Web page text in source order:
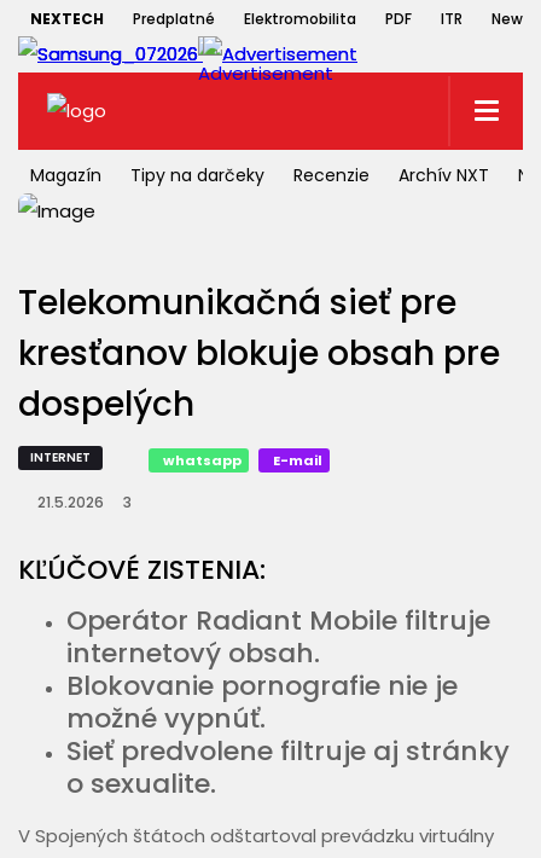
NEXTECH Predplatné Elektromobilita PDF ITR
Magazín Tipy na darčeky Recenzie Archív NXT
Telekomunikačná sieť pre
kresťanov blokuje obsah pre
dospelých
INTERNET whatsapp E-mail
21.5.2026 3
KĽÚČOVÉ ZISTENIA:
Operátor Radiant Mobile filtruje
internetový obsah.
Blokovanie pornografie nie je
možné vypnúť.
Sieť predvolene filtruje aj stránky
o sexualite.
V Spojených štátoch odštartoval prevádzku virtuálny